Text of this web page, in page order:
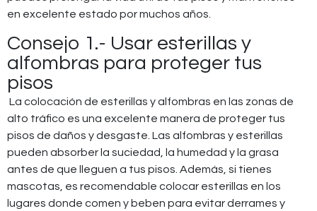
en excelente estado por muchos años.
Consejo 1.- Usar esterillas y
alfombras para proteger tus
pisos
La colocación de esterillas y alfombras en las zonas de
alto tráfico es una excelente manera de proteger tus
pisos de daños y desgaste. Las alfombras y esterillas
pueden absorber la suciedad, la humedad y la grasa
antes de que lleguen a tus pisos. Además, si tienes
mascotas, es recomendable colocar esterillas en los
lugares donde comen y beben para evitar derrames y